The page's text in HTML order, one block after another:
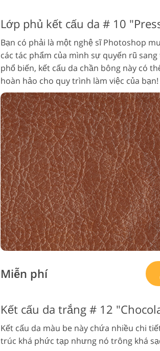
Lớp phủ kết cấu da # 10
Bạn có phải là một nghệ sĩ Photoshop
các tác phẩm của mình sự quyến rũ
phổ biến, kết cấu da chần bông này có
hoàn hảo cho quy trình làm việc của bạn!
Miễn phí
Kết cấu da trắng # 12
Kết cấu da màu be này chứa nhiều chi
trúc khá phức tạp nhưng nó trông khá